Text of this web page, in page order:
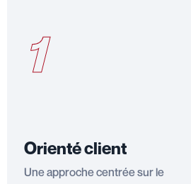
1
Orienté client
Une approche centrée sur le